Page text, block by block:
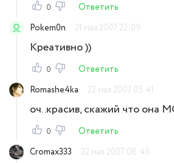
0
Ответить
Pokem0n
21 мая 2007 22:09
Креативно ))
0
Ответить
Romashe4ka
22 мая 2007 05:41
оч..красив, скажий что
0
Ответить
Cromax333
22 мая 2007 08:45